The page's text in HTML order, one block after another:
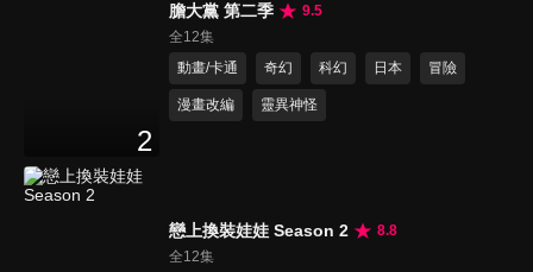
2
膽大黨 第二季
9.5
全12集
動畫/卡通
奇幻 科幻 日本 冒險
漫畫改編 靈異神怪
戀上換裝娃娃 Season 2
8.8
全12集